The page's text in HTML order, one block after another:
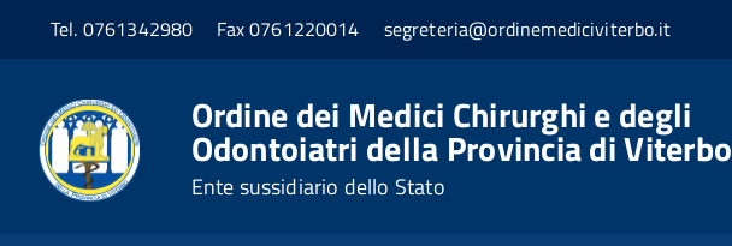
Tel. 0761342980 Fax 0761220014 segreteria@ordinemediciviterbo.it
Ordine dei Medici Chirurghi e degli
Odontoiatri della Provincia di Viterbo
Ente sussidiario dello Stato